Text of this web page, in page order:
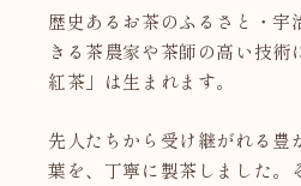
歴史あるお茶のふるさと・宇
きる茶農家や茶師の高い技
紅茶」は生まれます。
先人たちから受け継がれる豊
葉を、丁寧に製茶しました。